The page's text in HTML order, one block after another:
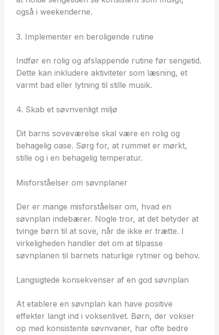
også i weekenderne.
3. Implementer en beroligende rutine
Indfør en rolig og afslappende rutine før sengetid.
Dette kan inkludere aktiviteter som læsning, et
varmt bad eller lytning til stille musik.
4. Skab et søvnvenligt miljø
Dit barns soveværelse skal være en rolig og
behagelig oase. Sørg for, at rummet er mørkt,
stille og i en behagelig temperatur.
Misforståelser om søvnplaner
Der er mange misforståelser om, hvad en
søvnplan indebærer. Nogle tror, at det betyder at
tvinge børn til at sove, når de ikke er trætte. I
virkeligheden handler det om at tilpasse
søvnplanen til barnets naturlige rytmer og behov.
Langsigtede konsekvenser af en god søvnplan
At etablere en søvnplan kan have positive
effekter langt ind i voksenlivet. Børn, der vokser
op med konsistente søvnvaner, har ofte bedre